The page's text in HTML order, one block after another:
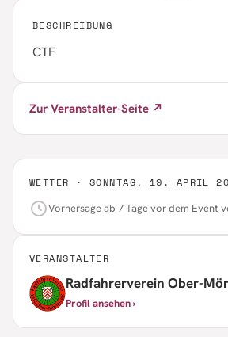
BESCHREIBUNG
CTF
Zur Veranstalter-Seite ↗
WETTER · SONNTAG, 19. APRIL
Vorhersage ab 7 Tage vor dem Event
VERANSTALTER
Radfahrerverein Ober-
Profil ansehen ›